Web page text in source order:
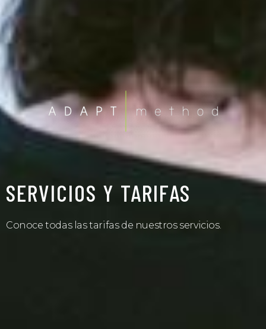
SERVICIOS Y TARIFAS
Conoce todas las tarifas de nuestros servicios.